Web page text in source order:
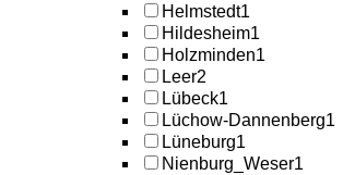
Helmstedt1
Hildesheim1
Holzminden1
Leer2
Lübeck1
Lüchow-Dannenberg1
Lüneburg1
Nienburg_Weser1